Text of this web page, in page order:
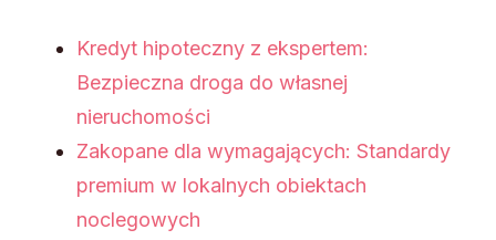
Kredyt hipoteczny z ekspertem:
Bezpieczna droga do własnej
nieruchomości
Zakopane dla wymagających: Standardy
premium w lokalnych obiektach
noclegowych